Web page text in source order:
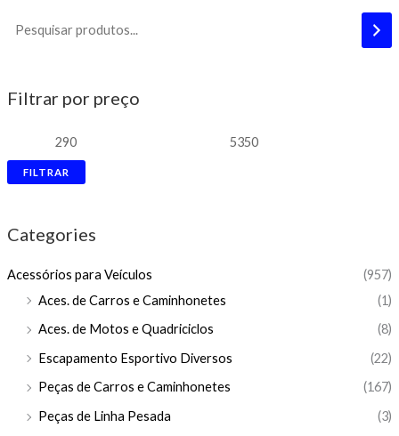
Filtrar por preço
FILTRAR
Categories
Acessórios para Veículos
(957)
Aces. de Carros e Caminhonetes
(1)
Aces. de Motos e Quadriciclos
(8)
Escapamento Esportivo Diversos
(22)
Peças de Carros e Caminhonetes
(167)
Peças de Linha Pesada
(3)